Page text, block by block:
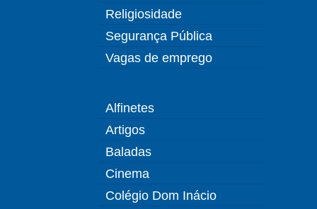
Religiosidade
Segurança Pública
Vagas de emprego
Alfinetes
Artigos
Baladas
Cinema
Colégio Dom Inácio